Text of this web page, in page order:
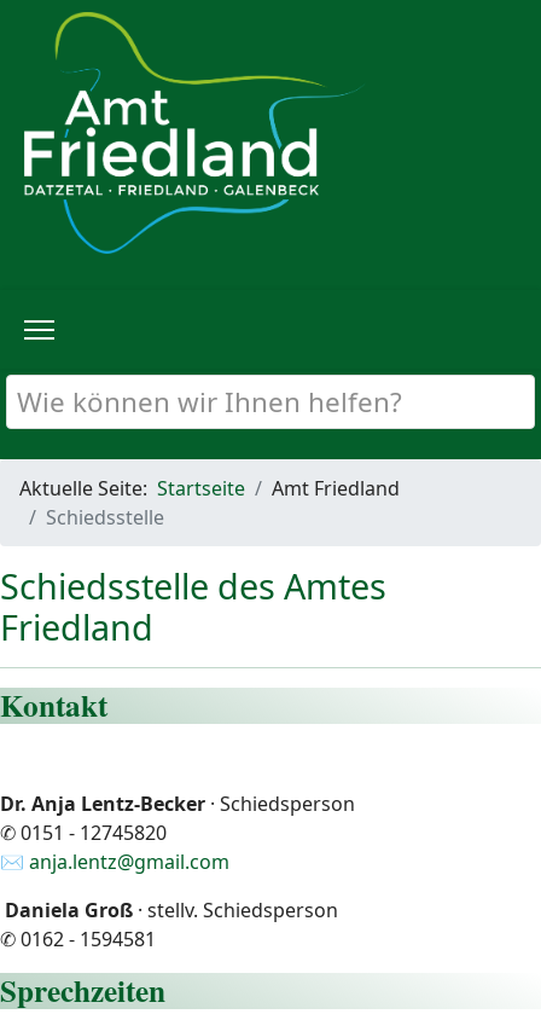
Aktuelle Seite: Startseite
Amt Friedland
Schiedsstelle
Schiedsstelle des Amtes
Friedland
Kontakt
Dr. Anja Lentz-Becker · Schiedsperson
✆ 0151 - 12745820
✉ anja.lentz@gmail.com
Daniela Groß · stellv. Schiedsperson
✆ 0162 - 1594581
Sprechzeiten